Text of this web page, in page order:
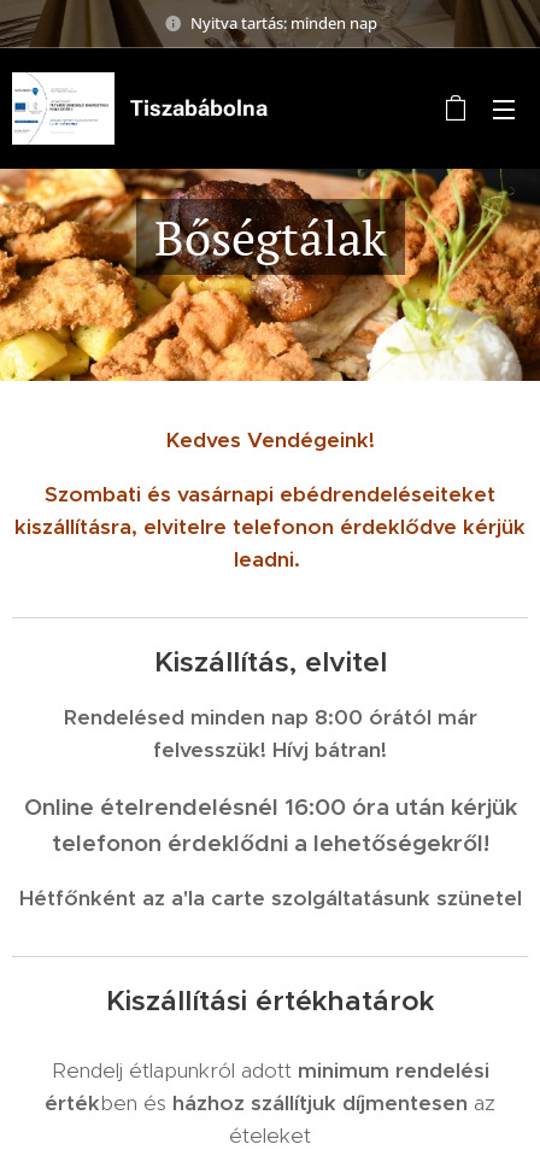
Nyitva tartás: minden nap
Tiszabábolna
Bőségtálak
Kedves Vendégeink!
Szombati és vasárnapi ebédrendeléseiteket
kiszállításra, elvitelre telefonon érdeklődve kérjük
leadni.
Kiszállítás, elvitel
Rendelésed minden nap 8:00 órától már
felvesszük! Hívj bátran!
Online ételrendelésnél 16:00 óra után kérjük
telefonon érdeklődni a lehetőségekről!
Hétfőnként az a'la carte szolgáltatásunk szünetel
Kiszállítási értékhatárok
Rendelj étlapunkról adott minimum rendelési
értékben és házhoz szállítjuk díjmentesen az
ételeket